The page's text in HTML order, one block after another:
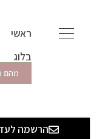
ראשי
בלוג
מהם
הרשמה